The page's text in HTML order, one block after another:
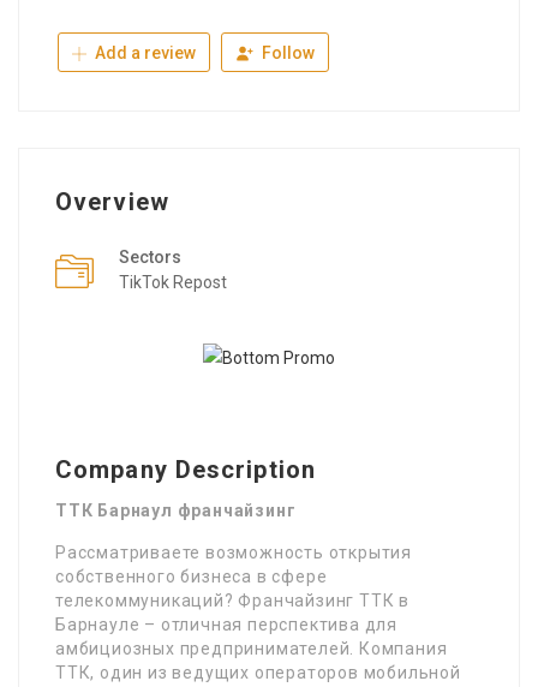
Add a review Follow
Overview
Sectors
TikTok Repost
Company Description
ТТК Барнаул франчайзинг
Рассматриваете возможность открытия
собственного бизнеса в сфере
телекоммуникаций? Франчайзинг ТТК в
Барнауле – отличная перспектива для
амбициозных предпринимателей. Компания
ТТК, один из ведущих операторов мобильной